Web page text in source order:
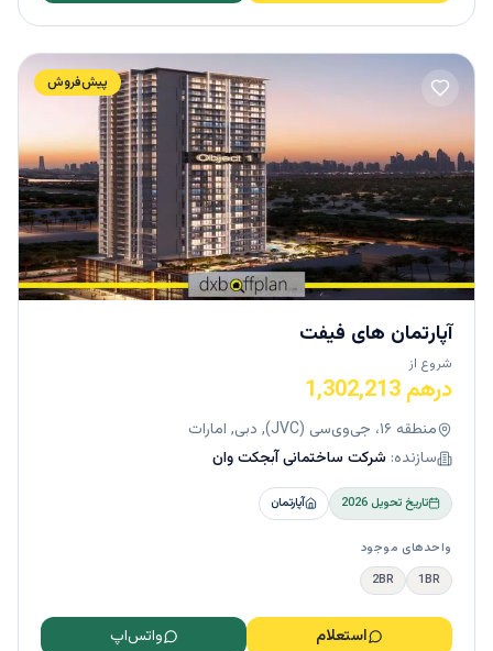
پیش‌فروش
آپارتمان های فیفت
شروع از
درهم 1,302,213
منطقه ۱۶، جی‌وی‌سی (JVC), دبی, امارات
سازنده: شرکت ساختمانی آبجکت وان
تاریخ تحویل2026 آپارتمان
واحدهای موجود
1BR
2BR
استعلام واتس‌اپ